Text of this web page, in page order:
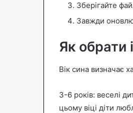
Зберігайте
Завжди
Як обрати
Вік сина визначає
3-6 років: веселі
цьому віці діти